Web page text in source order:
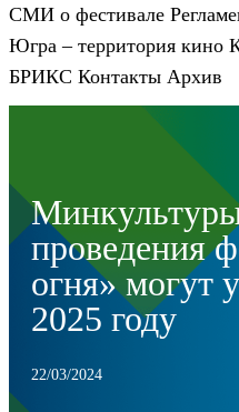
СМИ о фестивале
Югра – территория кино
БРИКС Контакты Архив
проведения
огня» могут
2025 году
22/03/2024